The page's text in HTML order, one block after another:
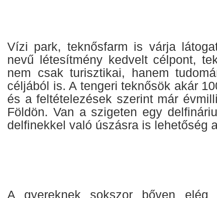
Vízi park, teknősfarm is várja
nevű létesítmény kedvelt célpont,
nem csak turisztikai, hanem
céljából is. A tengeri teknősök akár
és a feltételezések szerint már
Földön. Van a szigeten egy
delfinekkel való úszásra is lehetőség
A gyereknek sokszor bőven